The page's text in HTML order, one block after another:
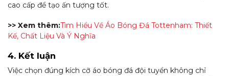
cao cấp để tạo ấn tượng tốt.
>> Xem thêm:Tìm Hiểu Về Áo Bóng Đá Tottenham: Thiết
Kế, Chất Liệu Và Ý Nghĩa
4. Kết luận
Việc chọn đúng kích cỡ áo bóng đá đội tuyển không chỉ